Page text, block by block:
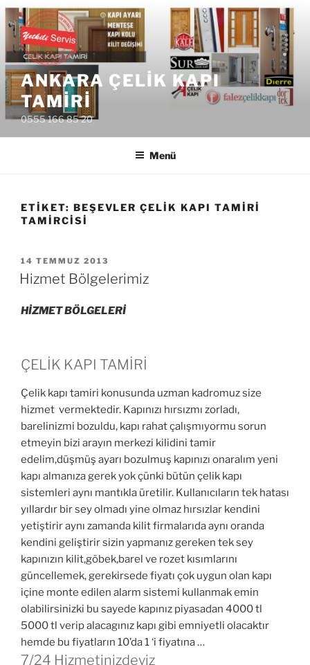
İçeriğe
geç
ANKARA ÇELIK KAPI
TAMIRI
0555 166 85 20
Menü
ETIKET: BEŞEVLER ÇELIK KAPI TAMIRI
TAMIRCISI
YAYIM
TARIHI
14 TEMMUZ 2013
Hizmet Bölgelerimiz
HİZMET BÖLGELERİ
ÇELİK KAPI TAMİRİ
Çelik kapı tamiri konusunda uzman kadromuz size
hizmet vermektedir. Kapınızı hırsızmı zorladı,
barelinizmi bozuldu, kapı rahat çalışmıyormu sorun
etmeyin bizi arayın merkezi kilidini tamir
edelim,düşmüş ayarı bozulmuş kapınızı onaralım yeni
kapı almanıza gerek yok çünki bütün çelik kapı
sistemleri aynı mantıkla üretilir. Kullanıcıların tek hatası
yıllardır bir sey olmadı yine olmaz hırsızlar kendini
yetiştirir aynı zamanda kilit firmalarıda aynı oranda
kendini geliştirir sizin yapmanız gereken tek sey
kapınızın kilit,göbek,barel ve rozet kısımlarını
güncellemek, gerekirsede fiyatı çok uygun olan kapı
içine monte edilen alarm sistemi kullanmak emin
olabilirsinizki bu sayede kapınız piyasadan 4000 tl
5000 tl verip alacagınız kapı gibi emniyetli olacaktır
hemde bu fiyatların 10’da 1 ‘i fiyatına …
7/24 Hizmetinizdeyiz